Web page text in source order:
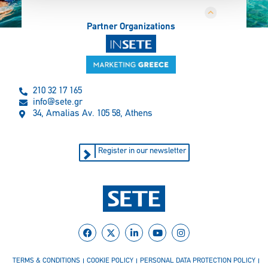
Partner Organizations
210 32 17 165
info@sete.gr
34, Amalias Av. 105 58, Athens
Register in our newsletter
TERMS & CONDITIONS COOKIE POLICY PERSONAL DATA PROTECTION POLICY